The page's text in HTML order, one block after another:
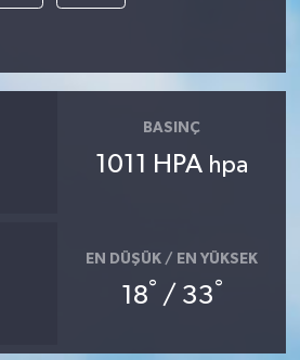
BASINÇ
1011 HPA hpa
EN DÜŞÜK / EN YÜKSEK
18° / 33°